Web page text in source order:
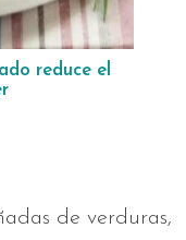
reduce el
de verduras,